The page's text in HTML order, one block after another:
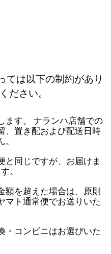
ては以下の制約があり
ださい。
ます。 ナランハ店舗での
、置き配および配送日時
と同じですが、お届けま
。
額を超えた場合は、原則
マト通常便でお送りいた
・コンビニはお選びいた